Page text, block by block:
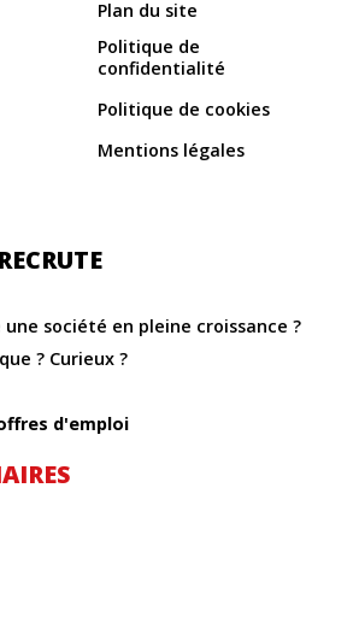
Plan du site
Politique de
confidentialité
Politique de cookies
Mentions légales
société en pleine croissance ?
? Curieux ?
d'emploi